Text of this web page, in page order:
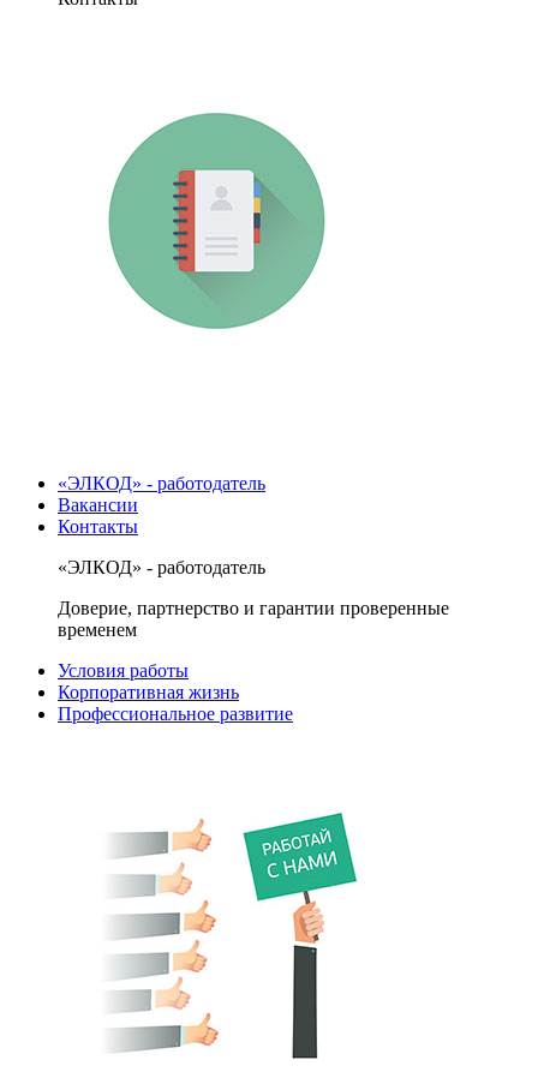
«ЭЛКОД» - работодатель
Вакансии
Контакты
«ЭЛКОД» - работодатель
Доверие, партнерство и гарантии проверенные
временем
Условия работы
Корпоративная жизнь
Профессиональное развитие